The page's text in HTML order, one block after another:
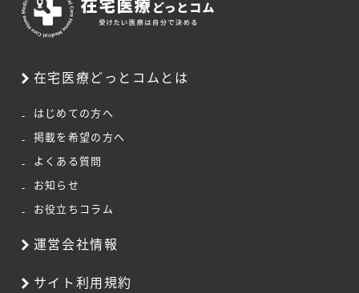
在宅医療どっとコムとは
はじめての方へ
掲載を希望の方へ
よくある質問
お知らせ
お役立ちコラム
運営会社情報
サイト利用規約